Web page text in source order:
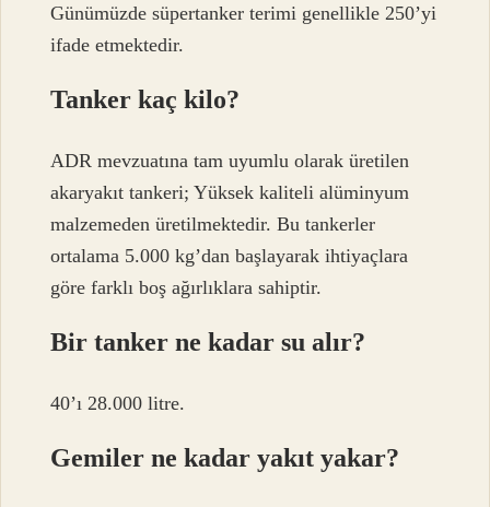
Günümüzde süpertanker terimi genellikle 250’yi
ifade etmektedir.
Tanker kaç kilo?
ADR mevzuatına tam uyumlu olarak üretilen
akaryakıt tankeri; Yüksek kaliteli alüminyum
malzemeden üretilmektedir. Bu tankerler
ortalama 5.000 kg’dan başlayarak ihtiyaçlara
göre farklı boş ağırlıklara sahiptir.
Bir tanker ne kadar su alır?
40’ı 28.000 litre.
Gemiler ne kadar yakıt yakar?